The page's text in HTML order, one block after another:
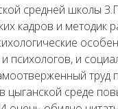
средней школы
кадров и методик
психологов, и
труд
среде